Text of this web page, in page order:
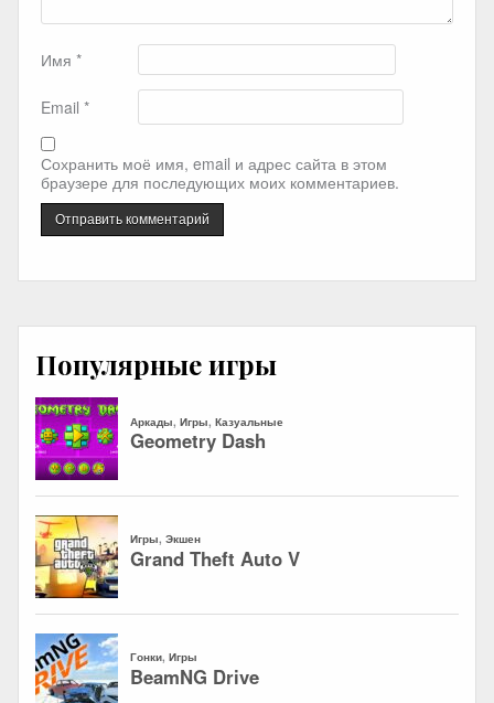
Имя *
Email *
Сохранить моё имя, email и адрес сайта в этом
браузере для последующих моих комментариев.
Популярные игры